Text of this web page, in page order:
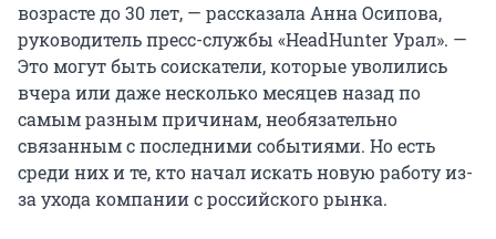
возрасте до 30 лет, — рассказала Анна Осипова,
руководитель пресс-службы «HeadHunter Урал». —
Это могут быть соискатели, которые уволились
вчера или даже несколько месяцев назад по
самым разным причинам, необязательно
связанным с последними событиями. Но есть
среди них и те, кто начал искать новую работу из-
за ухода компании с российского рынка.